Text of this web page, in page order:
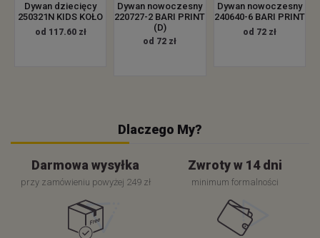
Dywan dziecięcy
250321N KIDS KOŁO
od 117.60 zł
Dywan nowoczesny
220727-2 BARI PRINT
(D)
od 72 zł
Dywan nowoczesny
240640-6 BARI PRINT
od 72 zł
Dlaczego My?
Darmowa wysyłka
przy zamówieniu powyżej 249 zł
Zwroty w 14 dni
minimum formalności